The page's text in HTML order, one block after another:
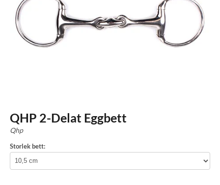
QHP 2-Delat Eggbett
Qhp
Storlek bett: